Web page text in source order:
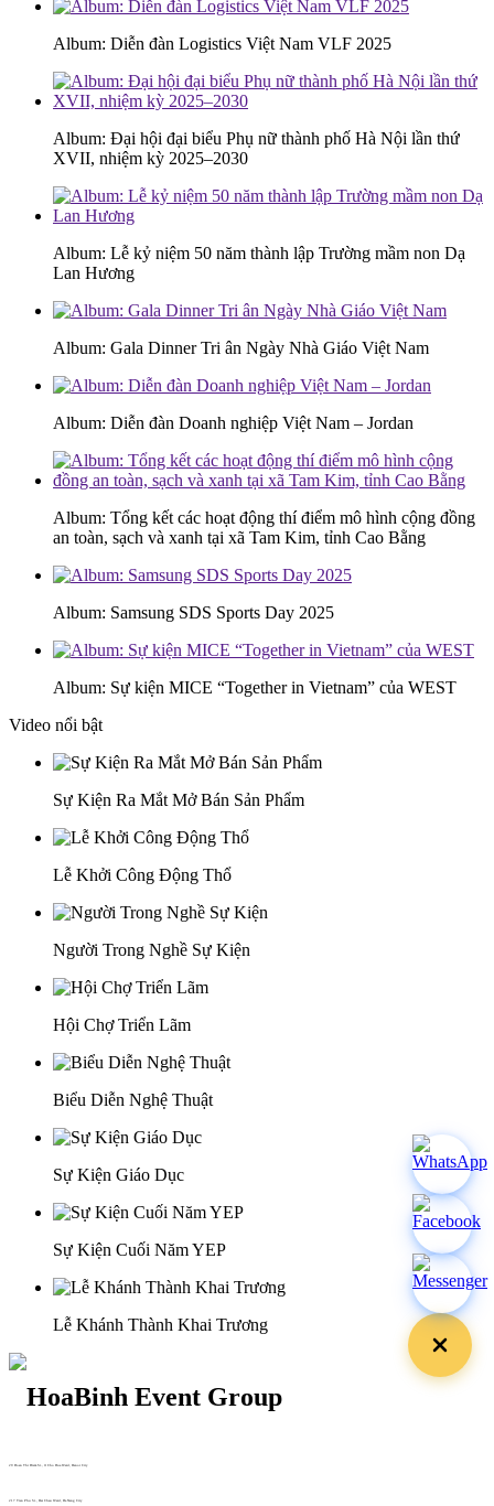
Album: Diễn đàn Logistics Việt Nam VLF 2025
Album: Đại hội đại biểu Phụ nữ thành phố Hà Nội lần thứ
XVII, nhiệm kỳ 2025–2030
Album: Lễ kỷ niệm 50 năm thành lập Trường mầm non Dạ
Lan Hương
Album: Gala Dinner Tri ân Ngày Nhà Giáo Việt Nam
Album: Diễn đàn Doanh nghiệp Việt Nam – Jordan
Album: Tổng kết các hoạt động thí điểm mô hình cộng đồng
an toàn, sạch và xanh tại xã Tam Kim, tỉnh Cao Bằng
Album: Samsung SDS Sports Day 2025
Album: Sự kiện MICE “Together in Vietnam” của WEST
Video nổi bật
Sự Kiện Ra Mắt Mở Bán Sản Phẩm
Lễ Khởi Công Động Thổ
Người Trong Nghề Sự Kiện
Hội Chợ Triển Lãm
Biểu Diễn Nghệ Thuật
Sự Kiện Giáo Dục
Sự Kiện Cuối Năm YEP
Lễ Khánh Thành Khai Trương
29 Doan Thi Diem St., O Cho Dua Ward, Hanoi City
217 Tran Phu St., Hai Chau Ward, Da Nang City